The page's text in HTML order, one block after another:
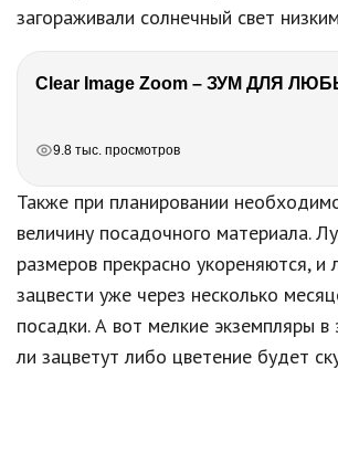
загораживали солнечный свет
9.8 тыс. просмотров
Также при планировании
величину посадочного материала.
размеров прекрасно укореняются, и
зацвести уже через несколько
посадки. А вот мелкие экземпляры в
ли зацветут либо цветение будет